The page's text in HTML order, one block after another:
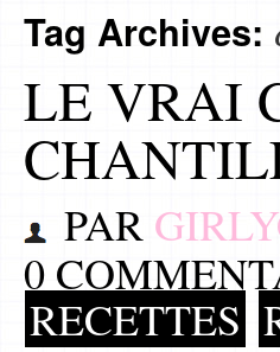
Tag Archives:
LE VRAI
PAR
0
RECETTES